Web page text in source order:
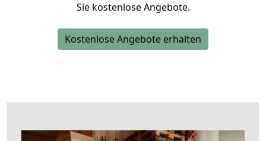
Sie kostenlose Angebote.
Kostenlose Angebote erhalten